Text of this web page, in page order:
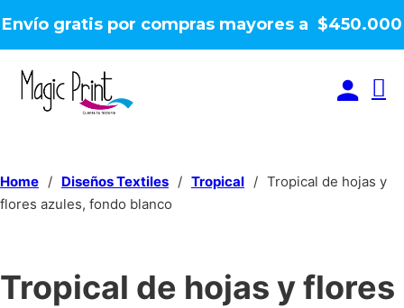
Envío gratis por compras mayores a $450.000
Home / Diseños Textiles / Tropical / Tropical de hojas y
flores azules, fondo blanco
Tropical de hojas y flores